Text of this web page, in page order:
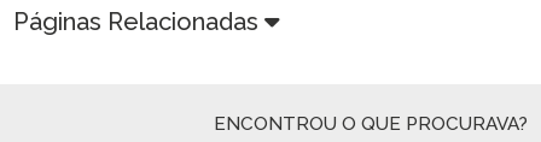
Páginas Relacionadas
ENCONTROU O QUE PROCURAVA?